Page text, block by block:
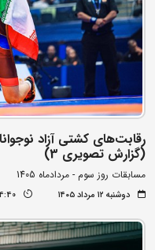
رقابت‌های کشتی آزاد
(گزارش تصویری 3)
مسابقات روز سوم - مردادماه 1405
دوشنبه ۱۲ مرداد ۱۴۰۵